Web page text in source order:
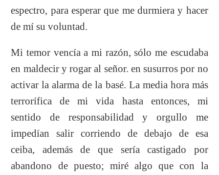
espectro, para esperar que me durmiera y hacer
de mí su voluntad.
Mi temor vencía a mi razón, sólo me escudaba
en maldecir y rogar al señor. en susurros por no
activar la alarma de la basé. La media hora más
terrorífica de mi vida hasta entonces, mi
sentido de responsabilidad y orgullo me
impedían salir corriendo de debajo de esa
ceiba, además de que sería castigado por
abandono de puesto; miré algo que con la